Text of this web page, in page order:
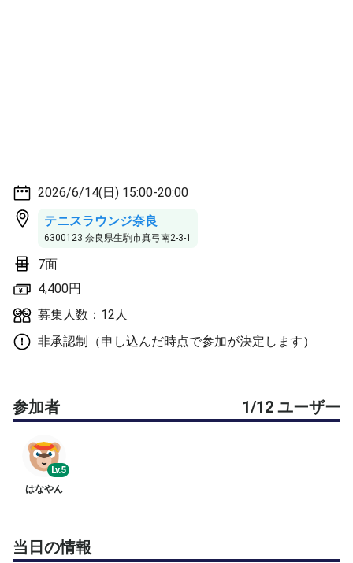
2026/6/14(日) 15:00-20:00
テニスラウンジ奈良
6300123 奈良県生駒市真弓南2-3-1
7面
4,400円
募集人数：12人
非承認制（申し込んだ時点で参加が決定します）
参加者 1/12 ユーザー
Lv.5
はなやん
当日の情報